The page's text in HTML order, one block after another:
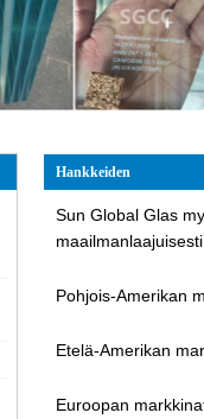
Hankkeiden
Sun Global Glas
maailmanlaajuisesti.
Pohjois-Amerikan
Etelä-Amerikan
Euroopan